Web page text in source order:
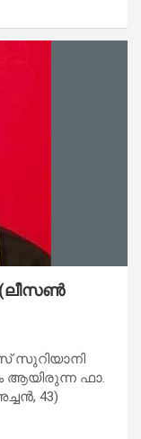
സുറിയാനി
ആയിരുന്ന ഫാ.
43)